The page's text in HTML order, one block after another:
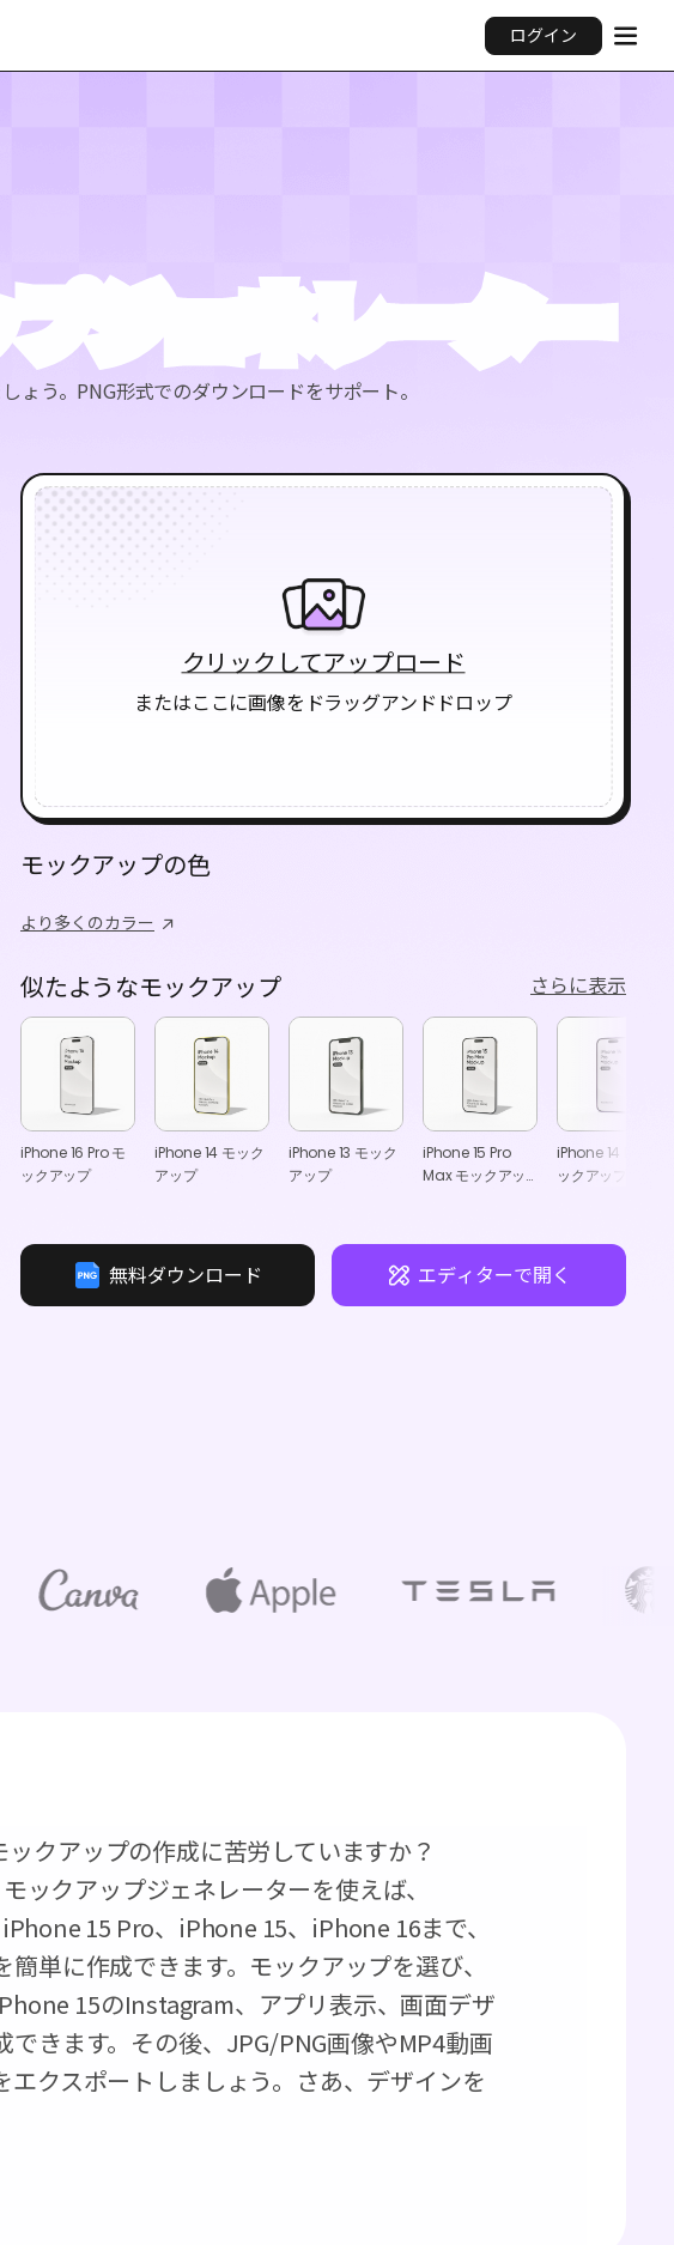
ログイン
ジェネレーター
う。PNG形式でのダウンロードをサポート。
クリックしてアップロード
またはここに画像をドラッグアンドドロップ
モックアップの色
より多くのカラー
似たようなモックアップ さらに表示
iPhone 16 Pro モ
ックアップ
iPhone 14 モック
アップ
iPhone 13 モック
アップ
iPhone 15 Pro
Max モックアッ
iPhone 14 Pro モ
ックアップ
無料ダウンロード エディターで開く
クアップの作成に苦労していますか？
ックアップジェネレーターを使えば、
15 Pro、iPhone 15、iPhone 16まで、
単に作成できます。モックアップを選び、
15のInstagram、アプリ表示、画面デザ
できます。その後、JPG/PNG画像やMP4動画
エクスポートしましょう。さあ、デザインを